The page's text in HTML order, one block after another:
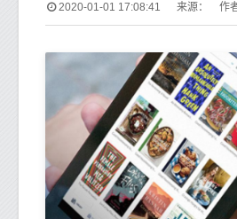
2020-01-01 17:08:41 来源： 作者